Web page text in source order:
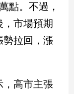
點。不過，
，市場預期
勢拉回，漲
，高市主張